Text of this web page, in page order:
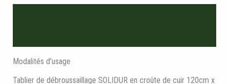
Modalités d’usage
Tablier de débroussaillage SOLIDUR en croûte de cuir 120cm x